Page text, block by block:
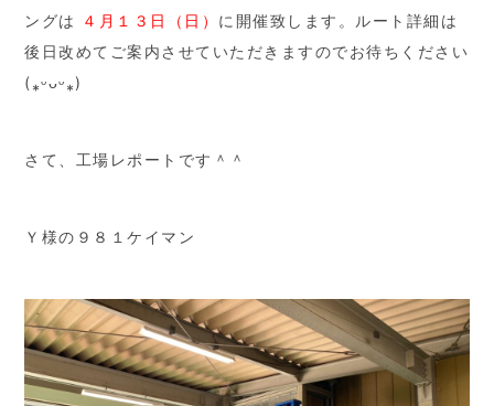
ングは
４月１３日（日） に開催致します。ルート詳細は
後日改めてご案内させていただきますのでお待ちください
(⁎ᵕᴗᵕ⁎)
さて、工場レポートです＾＾
Ｙ様の９８１ケイマン